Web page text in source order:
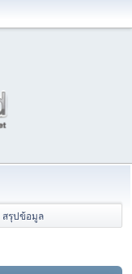
สรุปข้อมูล